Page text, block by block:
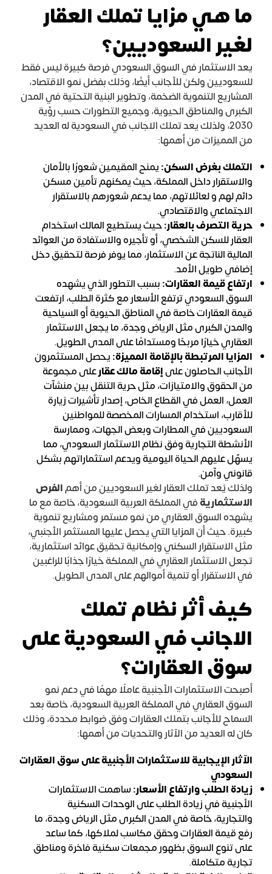
ما هي مزايا تملك العقار
لغير السعوديين؟
يعد الاستثمار في السوق السعودي فرصة كبيرة ليس فقط
للسعوديين ولكن للأجانب أيضًا، وذلك بفضل نمو الاقتصاد،
المشاريع التنموية الضخمة، وتطوير البنية التحتية في المدن
الكبرى والمناطق الحيوية، وجميع التطورات حسب رؤية
2030، ولذلك يعد تملك الاجانب في السعودية له العديد
من المميزات من أهمها:
التملك بغرض السكن:يمنح المقيمين شعورًا بالأمان
والاستقرار داخل المملكة، حيث يمكنهم تأمين مسكن
دائم لهم و لعائلاتهم، مما يدعم شعورهم بالاستقرار
الاجتماعي والاقتصادي.
حرية التصرف بالعقار:حيث يستطيع المالك استخدام
العقار للسكن الشخصي، أو تأجيره والاستفادة من العوائد
المالية الناتجة عن الاستثمار، مما يوفر فرصة لتحقيق دخل
إضافي طويل الأمد.
ارتفاع قيمة العقارات:بسبب التطور الذي يشهده
السوق السعودي ترتفع الأسعار مع كثرة الطلب، ارتفعت
قيمة العقارات خاصة في المناطق الحيوية أو السياحية
والمدن الكبرى مثل الرياض وجدة، ما يجعل الاستثمار
العقاري خيارًا مربحًا ومستدامًا على المدى الطويل.
المزايا المرتبطة بالإقامة المميزة:يحصل المستثمرون
الأجانب الحاصلون علىإقامة مالك عقارعلى مجموعة
من الحقوق والامتيازات، مثل حرية التنقل بين منشآت
العمل، العمل في القطاع الخاص، إصدار تأشيرات زيارة
للأقارب، استخدام المسارات المخصصة للمواطنين
السعوديين في المطارات وبعض الجهات، وممارسة
الأنشطة التجارية وفق نظام الاستثمار السعودي، مما
يسهّل عليهم الحياة اليومية ويدعم استثماراتهم بشكل
قانوني وآمن.
ولذلك يُعد تملك العقار لغير السعوديين من أهمالفرص
الاستثماريةفي المملكة العربية السعودية، خاصة مع ما
يشهده السوق العقاري من نمو مستمر ومشاريع تنموية
كبيرة. حيث أن المزايا التي يحصل عليها المستثمر الأجنبي،
مثل الاستقرار السكني وإمكانية تحقيق عوائد استثمارية،
تجعل الاستثمار العقاري في المملكة خيارًا جذابًا للراغبين
في الاستقرار أو تنمية أموالهم على المدى الطويل.
كيف أثر نظام تملك
الاجانب في السعودية على
سوق العقارات؟
أصبحت الاستثمارات الأجنبية عاملًا مهمًا في دعم نمو
السوق العقاري في المملكة العربية السعودية، خاصة بعد
السماح للأجانب بتملك العقارات وفق ضوابط محددة، وذلك
كان له العديد من الآثار والتحديات من أهمها:
الآثار الإيجابية للاستثمارات الأجنبية على سوق العقارات
السعودي
زيادة الطلب وارتفاع الأسعار:ساهمت الاستثمارات
الأجنبية في زيادة الطلب على الوحدات السكنية
والتجارية، خاصة في المدن الكبرى مثل الرياض وجدة، ما
رفع قيمة العقارات وحقق مكاسب لملاكها، كما ساعد
على تنوع السوق بظهور مجمعات سكنية فاخرة ومناطق
تجارية متكاملة.